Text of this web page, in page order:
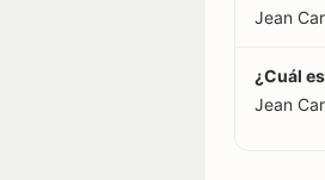
Jean
¿Cuál
Jean